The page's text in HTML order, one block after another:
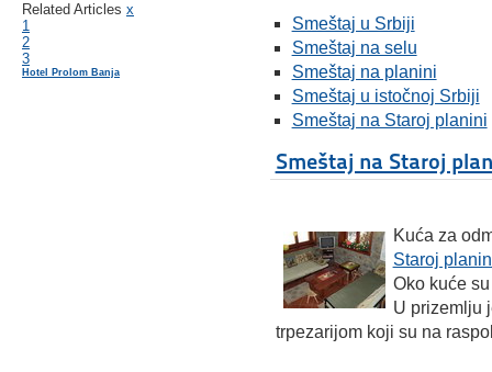
Related Articles x
1
2
3
Hotel Prolom Banja
Smeštaj u Srbiji
Smeštaj na selu
Smeštaj na planini
Smeštaj u istočnoj Srbiji
Smeštaj na Staroj planini
Smeštaj na Staroj
Kuća za
Staroj
Oko kuće
U prizemlju
trpezarijom koji su na